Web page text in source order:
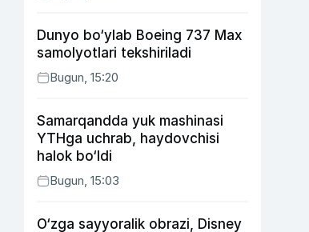
Dunyo bo‘ylab Boeing 737 Max
samolyotlari tekshiriladi
Bugun, 15:20
Samarqandda yuk mashinasi
YTHga uchrab, haydovchisi
halok bo‘ldi
Bugun, 15:03
O‘zga sayyoralik obrazi, Disney